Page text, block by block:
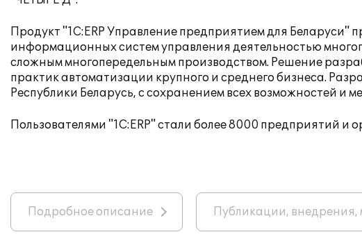
Продукт "1С:ERP Управление предприятием для Беларуси"
информационных систем управления деятельностью
сложным многопередельным производством. Решение
практик автоматизации крупного и среднего бизнеса.
Республики Беларусь, с сохранением всех возможностей и
Пользователями "1С:ERP" стали более 8000 предприятий и
Подробное описание Публикации, внедрения,